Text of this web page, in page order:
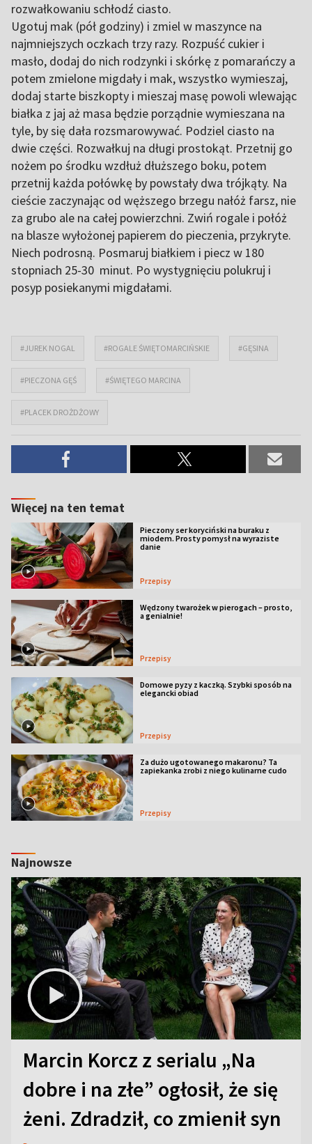
rozwałkowaniu schłodź ciasto.
Ugotuj mak (pół godziny) i zmiel w maszynce na
najmniejszych oczkach trzy razy. Rozpuść cukier i
masło, dodaj do nich rodzynki i skórkę z pomarańczy a
potem zmielone migdały i mak, wszystko wymieszaj,
dodaj starte biszkopty i mieszaj masę powoli wlewając
białka z jaj aż masa będzie porządnie wymieszana na
tyle, by się dała rozsmarowywać. Podziel ciasto na
dwie części. Rozwałkuj na długi prostokąt. Przetnij go
nożem po środku wzdłuż dłuższego boku, potem
przetnij każda połówkę by powstały dwa trójkąty. Na
cieście zaczynając od węższego brzegu nałóż farsz, nie
za grubo ale na całej powierzchni. Zwiń rogale i połóż
na blasze wyłożonej papierem do pieczenia, przykryte.
Niech podrosną. Posmaruj białkiem i piecz w 180
stopniach 25-30 minut. Po wystygnięciu polukruj i
posyp posiekanymi migdałami.
#JUREK NOGAL #ROGALE ŚWIĘTOMARCIŃSKIE #GĘSINA
#PIECZONA GĘŚ #ŚWIĘTEGO MARCINA
#PLACEK DROŻDŻOWY
Więcej na ten temat
Pieczony ser koryciński na buraku z
miodem. Prosty pomysł na wyraziste
danie
Przepisy
Wędzony twarożek w pierogach – prosto,
a genialnie!
Przepisy
Domowe pyzy z kaczką. Szybki sposób na
elegancki obiad
Przepisy
Za dużo ugotowanego makaronu? Ta
zapiekanka zrobi z niego kulinarne cudo
Przepisy
Najnowsze
Marcin Korcz z serialu „Na
dobre i na złe” ogłosił, że się
żeni. Zdradził, co zmienił syn